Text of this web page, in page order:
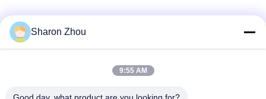
Kontak Cepat
Telp
Sharon Zhou
9:55 AM